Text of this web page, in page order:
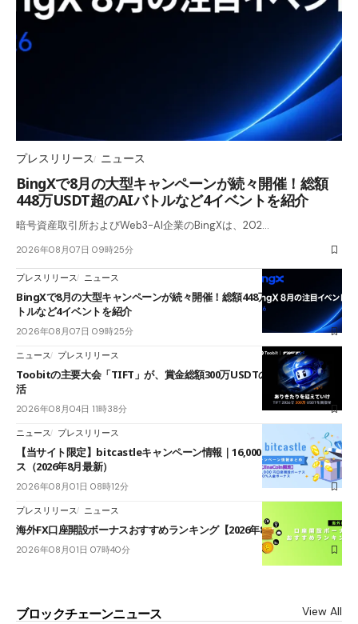
プレスリリース ニュース
BingXで8月の大型キャンペーンが続々開催！総額
448万USDT超のAIバトルなど4イベントを紹介
暗号資産取引所およびWeb3-AI企業のBingXは、202…
2026年08月07日 09時25分
プレスリリース ニュース
BingXで8月の大型キャンペーンが続々開催！総額448万USDT超のAIバ
トルなど4イベントを紹介
2026年08月07日 09時25分
ニュース プレスリリース
Toobitの主要大会「TIFT」が、賞金総額300万USDTのレースとして復
活
2026年08月04日 11時38分
ニュース プレスリリース
【当サイト限定】bitcastleキャンペーン情報｜16,000円口座開設ボーナ
ス（2026年8月最新）
2026年08月01日 08時12分
プレスリリース ニュース
海外FX口座開設ボーナスおすすめランキング【2026年8月最新】
2026年08月01日 07時40分
ブロックチェーンニュース View All